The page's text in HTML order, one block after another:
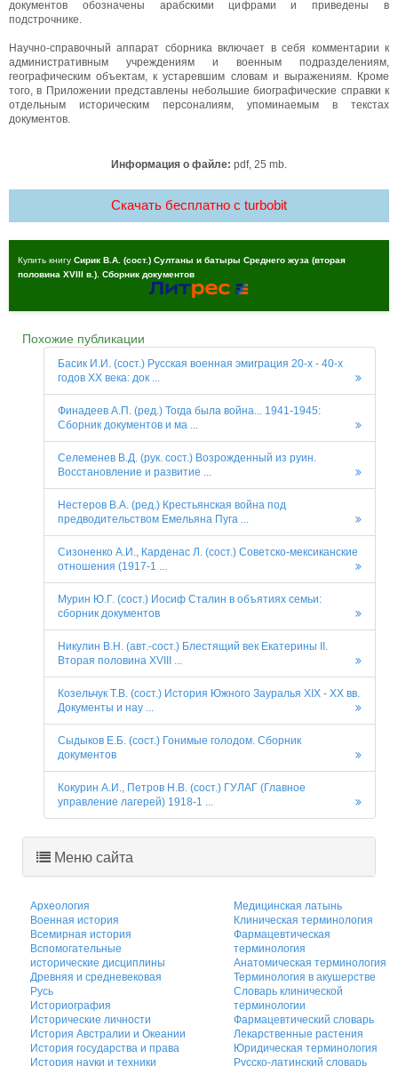
документов обозначены арабскими цифрами и приведены в
подстрочнике.
Научно-справочный аппарат сборника включает в себя комментарии к
административным учреждениям и военным подразделениям,
географическим объектам, к устаревшим словам и выражениям. Кроме
того, в Приложении представлены небольшие биографические справки к
отдельным историческим персоналиям, упоминаемым в текстах
документов.
Информация о файле: pdf, 25 mb.
Скачать бесплатно c turbobit
Купить книгу Сирик В.А. (сост.) Султаны и батыры Среднего жуза (вторая
половина XVIII в.). Сборник документов
Похожие публикации
Басик И.И. (сост.) Русская военная эмиграция 20-х - 40-х
годов XX века: док ...
Финадеев А.П. (ред.) Тогда была война... 1941-1945:
Сборник документов и ма ...
Селеменев В.Д. (рук. сост.) Возрожденный из руин.
Восстановление и развитие ...
Нестеров В.А. (ред.) Крестьянская война под
предводительством Емельяна Пуга ...
Сизоненко А.И., Карденас Л. (сост.) Советско-мексиканские
отношения (1917-1 ...
Мурин Ю.Г. (сост.) Иосиф Сталин в объятиях семьи:
сборник документов
Никулин В.Н. (авт.-сост.) Блестящий век Екатерины II.
Вторая половина XVIII ...
Козельчук Т.В. (сост.) История Южного Зауралья XIX - XX вв.
Документы и нау ...
Сыдыков Е.Б. (сост.) Гонимые голодом. Сборник
документов
Кокурин А.И., Петров Н.В. (сост.) ГУЛАГ (Главное
управление лагерей) 1918-1 ...
Меню сайта
Археология
Военная история
Всемирная история
Вспомогательные
исторические дисциплины
Древняя и средневековая
Русь
Историография
Исторические личности
История Австралии и Океании
История государства и права
История науки и техники
Медицинская латынь
Клиническая терминология
Фармацевтическая
терминология
Анатомическая терминология
Терминология в акушерстве
Словарь клинической
терминологии
Фармацевтический словарь
Лекарственные растения
Юридическая терминология
Русско-латинский словарь